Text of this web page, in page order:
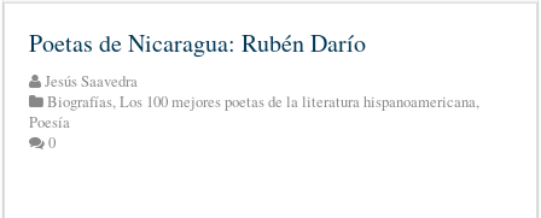
Poetas de Nicaragua: Rubén Darío
Jesús Saavedra
Biografías,Los 100 mejores poetas de la literatura hispanoamericana,
Poesía
0